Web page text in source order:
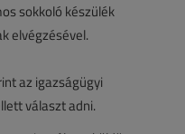
sokkoló készülék
elvégzésével.
az igazságügyi
választ adni.